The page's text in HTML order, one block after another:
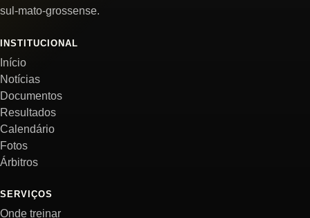
sul-mato-grossense.
INSTITUCIONAL
Início
Notícias
Documentos
Resultados
Calendário
Fotos
Árbitros
SERVIÇOS
Onde treinar